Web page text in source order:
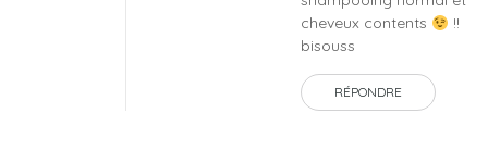
cheveux contents
!!
bisouss
RÉPONDRE